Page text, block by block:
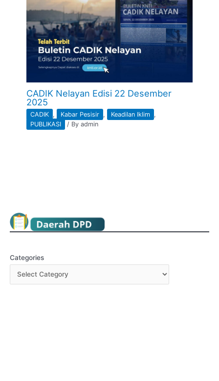
CADIK Nelayan Edisi 22 Desember
2025
CADIK , Kabar Pesisir , Keadilan Iklim ,
PUBLIKASI
/ Byadmin
Categories